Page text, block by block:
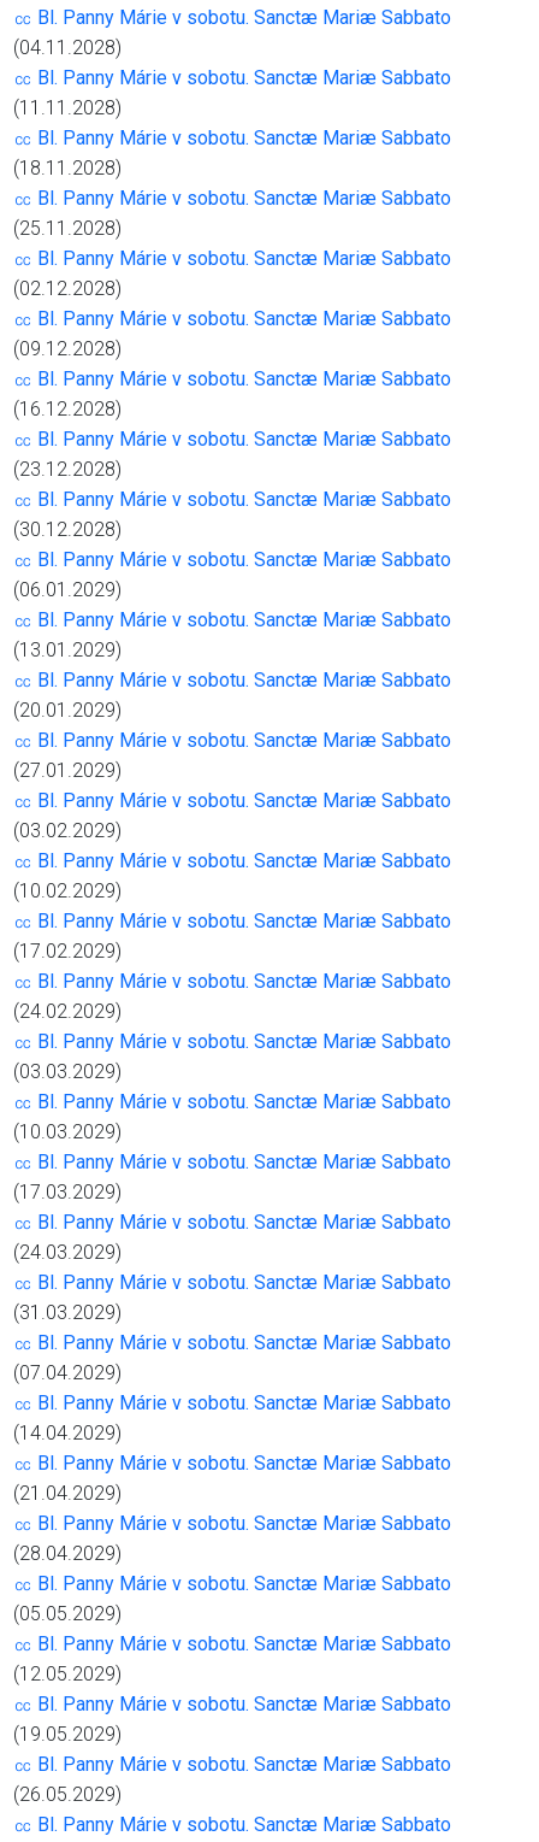
㏄ Bl. Panny Márie v sobotu. Sanctæ Mariæ Sabbato
(04.11.2028)
㏄ Bl. Panny Márie v sobotu. Sanctæ Mariæ Sabbato
(11.11.2028)
㏄ Bl. Panny Márie v sobotu. Sanctæ Mariæ Sabbato
(18.11.2028)
㏄ Bl. Panny Márie v sobotu. Sanctæ Mariæ Sabbato
(25.11.2028)
㏄ Bl. Panny Márie v sobotu. Sanctæ Mariæ Sabbato
(02.12.2028)
㏄ Bl. Panny Márie v sobotu. Sanctæ Mariæ Sabbato
(09.12.2028)
㏄ Bl. Panny Márie v sobotu. Sanctæ Mariæ Sabbato
(16.12.2028)
㏄ Bl. Panny Márie v sobotu. Sanctæ Mariæ Sabbato
(23.12.2028)
㏄ Bl. Panny Márie v sobotu. Sanctæ Mariæ Sabbato
(30.12.2028)
㏄ Bl. Panny Márie v sobotu. Sanctæ Mariæ Sabbato
(06.01.2029)
㏄ Bl. Panny Márie v sobotu. Sanctæ Mariæ Sabbato
(13.01.2029)
㏄ Bl. Panny Márie v sobotu. Sanctæ Mariæ Sabbato
(20.01.2029)
㏄ Bl. Panny Márie v sobotu. Sanctæ Mariæ Sabbato
(27.01.2029)
㏄ Bl. Panny Márie v sobotu. Sanctæ Mariæ Sabbato
(03.02.2029)
㏄ Bl. Panny Márie v sobotu. Sanctæ Mariæ Sabbato
(10.02.2029)
㏄ Bl. Panny Márie v sobotu. Sanctæ Mariæ Sabbato
(17.02.2029)
㏄ Bl. Panny Márie v sobotu. Sanctæ Mariæ Sabbato
(24.02.2029)
㏄ Bl. Panny Márie v sobotu. Sanctæ Mariæ Sabbato
(03.03.2029)
㏄ Bl. Panny Márie v sobotu. Sanctæ Mariæ Sabbato
(10.03.2029)
㏄ Bl. Panny Márie v sobotu. Sanctæ Mariæ Sabbato
(17.03.2029)
㏄ Bl. Panny Márie v sobotu. Sanctæ Mariæ Sabbato
(24.03.2029)
㏄ Bl. Panny Márie v sobotu. Sanctæ Mariæ Sabbato
(31.03.2029)
㏄ Bl. Panny Márie v sobotu. Sanctæ Mariæ Sabbato
(07.04.2029)
㏄ Bl. Panny Márie v sobotu. Sanctæ Mariæ Sabbato
(14.04.2029)
㏄ Bl. Panny Márie v sobotu. Sanctæ Mariæ Sabbato
(21.04.2029)
㏄ Bl. Panny Márie v sobotu. Sanctæ Mariæ Sabbato
(28.04.2029)
㏄ Bl. Panny Márie v sobotu. Sanctæ Mariæ Sabbato
(05.05.2029)
㏄ Bl. Panny Márie v sobotu. Sanctæ Mariæ Sabbato
(12.05.2029)
㏄ Bl. Panny Márie v sobotu. Sanctæ Mariæ Sabbato
(19.05.2029)
㏄ Bl. Panny Márie v sobotu. Sanctæ Mariæ Sabbato
(26.05.2029)
㏄ Bl. Panny Márie v sobotu. Sanctæ Mariæ Sabbato